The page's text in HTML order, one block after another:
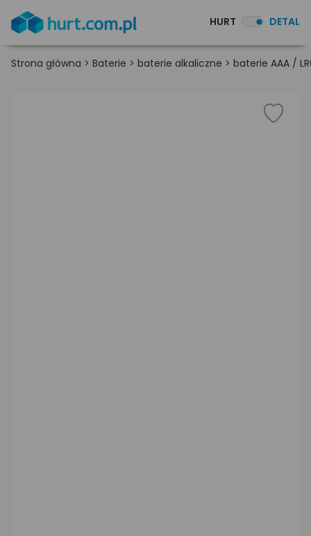
HURT DETAL
Strona główna > Baterie > baterie alkaliczne > baterie AAA /